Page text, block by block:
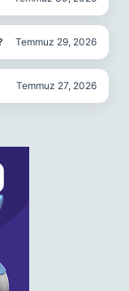
Temmuz 29, 2026
Temmuz 27, 2026